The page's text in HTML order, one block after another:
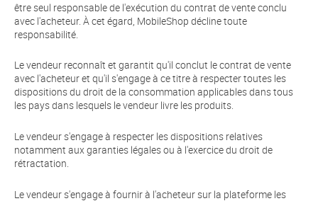
être seul responsable de l'exécution du contrat de vente conclu
avec l'acheteur. À cet égard, MobileShop décline toute
responsabilité.
Le vendeur reconnaît et garantit qu'il conclut le contrat de vente
avec l'acheteur et qu'il s'engage à ce titre à respecter toutes les
dispositions du droit de la consommation applicables dans tous
les pays dans lesquels le vendeur livre les produits.
Le vendeur s'engage à respecter les dispositions relatives
notamment aux garanties légales ou à l'exercice du droit de
rétractation.
Le vendeur s'engage à fournir à l'acheteur sur la plateforme les